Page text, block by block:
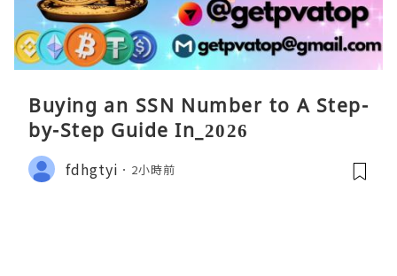
Buying an SSN Number to A Step-
by-Step Guide In_2026
fdhgtyi 2小時前